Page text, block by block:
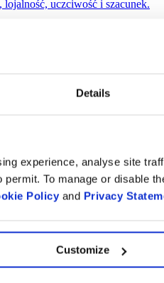
Details
experience, analyse site
To manage or disable
Policy and Privacy
Customize
uczciwość i szacunek.